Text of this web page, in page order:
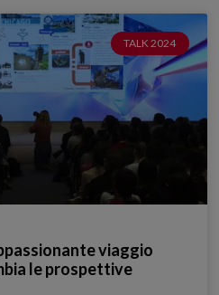
TALK 2024
viaggio
le prospettive